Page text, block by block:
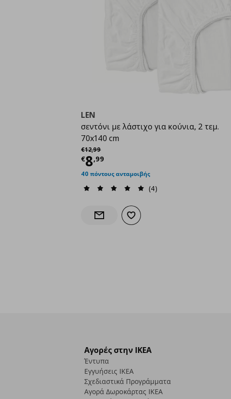
LEN
σεντόνι με λάστιχο για κούνια, 2 τεμ.
70x140 cm
€12,99
Αρχική τιμή
€8,99
Τρέχουσα τιμή
40 πόντους ανταμοιβής
(4)
Ενημέρωση διαθεσιμότητας
Προσθήκη στα αγαπημένα
Αγορές στην IKEA
Έντυπα
Εγγυήσεις IKEA
Σχεδιαστικά Προγράμματα
Αγορά Δωρoκάρτας IKEA